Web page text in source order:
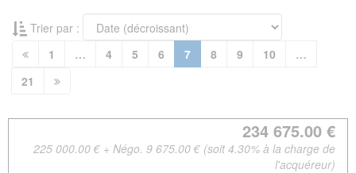
Trier par :
1
… 4 5 6 7(current)
8 9 10
…
21
234 675.00 €
225 000.00 € + Négo. 9 675.00 € (soit 4.30% à la charge de
l'acquéreur)